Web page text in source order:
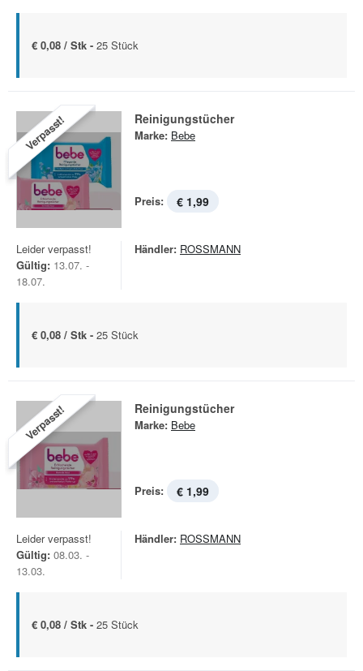
€ 0,08 / Stk - 25 Stück
Verpasst! Reinigungstücher
Marke: Bebe
Preis: € 1,99
Leider verpasst!
Gültig: 13.07. -
18.07.
Händler: ROSSMANN
€ 0,08 / Stk - 25 Stück
Verpasst! Reinigungstücher
Marke: Bebe
Preis: € 1,99
Leider verpasst!
Gültig: 08.03. -
13.03.
Händler: ROSSMANN
€ 0,08 / Stk - 25 Stück